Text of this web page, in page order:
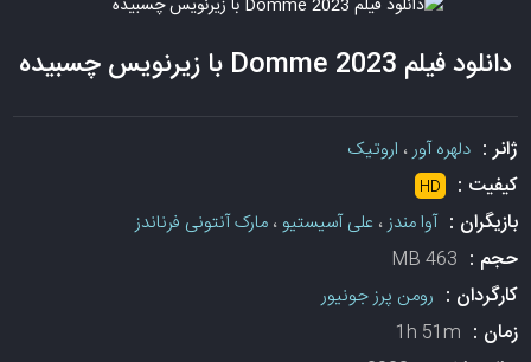
دانلود فیلم Domme 2023 با زیرنویس چسبیده
ژانر :دلهره آور، اروتیک
کیفیت : HD
بازیگران :آوا مندز، علی آسیستیو،مارک آنتونی فرناندز
حجم : 463 MB
کارگردان : رومن پرز جونیور
زمان : 1h 51m